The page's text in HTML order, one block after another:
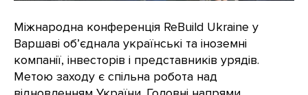
Міжнародна конференція ReBuild Ukraine у
Варшаві об’єднала українські та іноземні
компанії, інвесторів і представників урядів.
Метою заходу є спільна робота над